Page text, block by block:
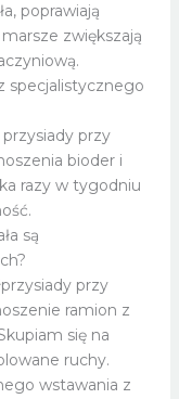
poprawiają
zwiększają
specjalistycznego
przy
bioder i
razy w tygodniu
są
przy
ramion z
się na
ruchy.
wstawania z